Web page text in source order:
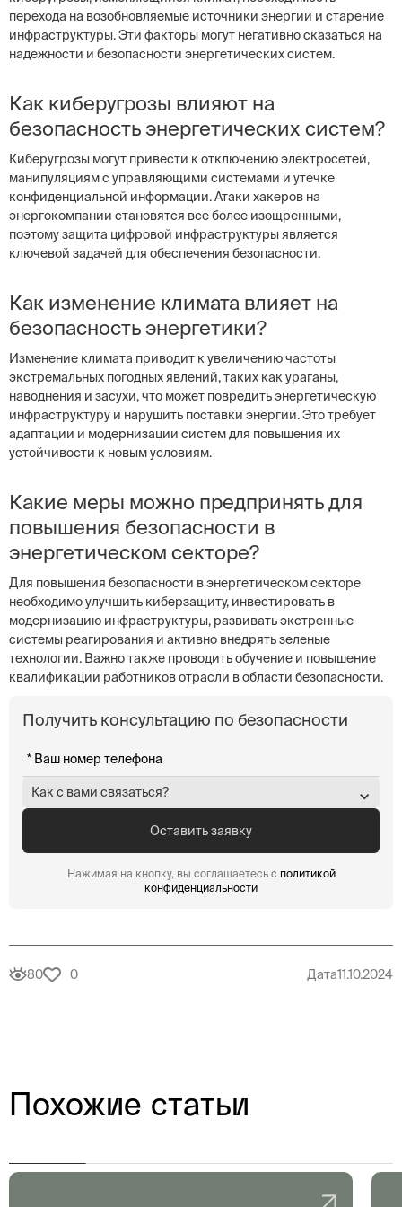
перехода на возобновляемые источники энергии и старение
инфраструктуры. Эти факторы могут негативно сказаться на
надежности и безопасности энергетических систем.
Как киберугрозы влияют на
безопасность энергетических систем?
Киберугрозы могут привести к отключению электросетей,
манипуляциям с управляющими системами и утечке
конфиденциальной информации. Атаки хакеров на
энергокомпании становятся все более изощренными,
поэтому защита цифровой инфраструктуры является
ключевой задачей для обеспечения безопасности.
Как изменение климата влияет на
безопасность энергетики?
Изменение климата приводит к увеличению частоты
экстремальных погодных явлений, таких как ураганы,
наводнения и засухи, что может повредить энергетическую
инфраструктуру и нарушить поставки энергии. Это требует
адаптации и модернизации систем для повышения их
устойчивости к новым условиям.
Какие меры можно предпринять для
повышения безопасности в
энергетическом секторе?
Для повышения безопасности в энергетическом секторе
необходимо улучшить киберзащиту, инвестировать в
модернизацию инфраструктуры, развивать экстренные
системы реагирования и активно внедрять зеленые
технологии. Важно также проводить обучение и повышение
квалификации работников отрасли в области безопасности.
Получить консультацию по безопасности
Как с вами связаться?
Нажимая на кнопку, вы соглашаетесь с политикой
конфиденциальности
80 0 Дата11.10.2024
Похожие статьи